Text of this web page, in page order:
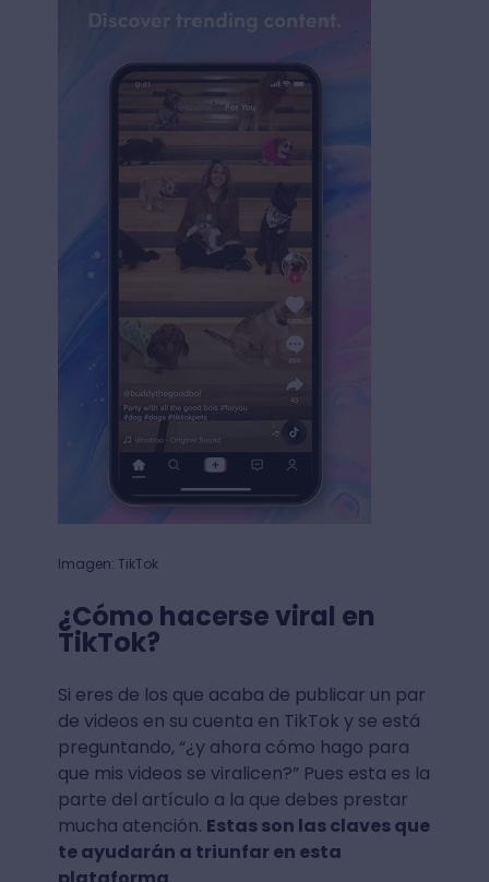
Imagen: TikTok
¿Cómo hacerse viral en
TikTok?
Si eres de los que acaba de publicar un par
de videos en su cuenta en TikTok y se está
preguntando, “¿y ahora cómo hago para
que mis videos se viralicen?” Pues esta es la
parte del artículo a la que debes prestar
mucha atención. Estas son las claves que
te ayudarán a triunfar en esta